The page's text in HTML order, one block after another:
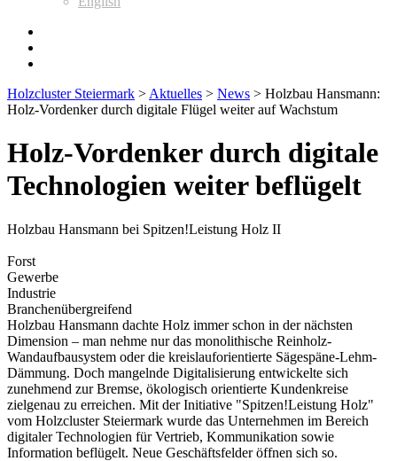
Holzcluster Steiermark > Aktuelles > News > Holzbau Hansmann:
Holz-Vordenker durch digitale Flügel weiter auf Wachstum
Holz-Vordenker durch digitale
Technologien weiter beflügelt
Holzbau Hansmann bei Spitzen!Leistung Holz II
Forst
Gewerbe
Industrie
Branchenübergreifend
Holzbau Hansmann dachte Holz immer schon in der nächsten
Dimension – man nehme nur das monolithische Reinholz-
Wandaufbausystem oder die kreislauforientierte Sägespäne-Lehm-
Dämmung. Doch mangelnde Digitalisierung entwickelte sich
zunehmend zur Bremse, ökologisch orientierte Kundenkreise
zielgenau zu erreichen. Mit der Initiative "Spitzen!Leistung Holz"
vom Holzcluster Steiermark wurde das Unternehmen im Bereich
digitaler Technologien für Vertrieb, Kommunikation sowie
Information beflügelt. Neue Geschäftsfelder öffnen sich so.